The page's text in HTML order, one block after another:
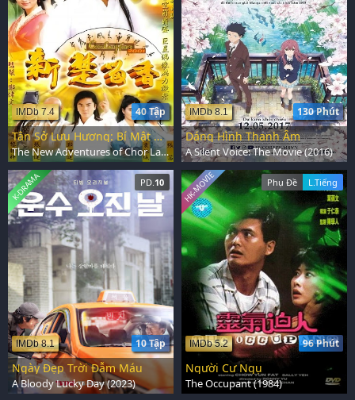
40 Tập
IMDb 7.4
Tân Sở Lưu Hương: Bí Mật Hổ Phách Quan Âm
The New Adventures of Chor Lau Heung (2001)
130 Phút
IMDb 8.1
Dáng Hình Thanh Âm
A Silent Voice: The Movie (2016)
PD. 10
10 Tập
IMDb 8.1
K-DRAMA
Ngày Đẹp Trời Đẫm Máu
A Bloody Lucky Day (2023)
Phụ Đề L.Tiếng
96 Phút
IMDb 5.2
HK-MOVIE
Người Cư Ngụ
The Occupant (1984)